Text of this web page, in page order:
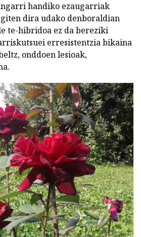
handiko ezaugarriak
dira udako denboraldian
te-hibridoa ez da bereziki
erresistentzia bikaina
onddoen lesioak,